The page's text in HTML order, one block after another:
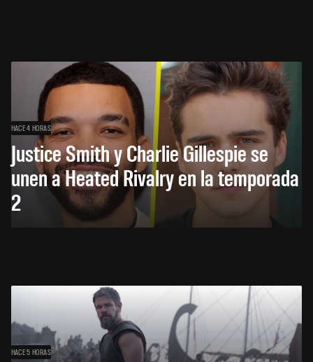
HACE 4 HORAS
Justice Smith y Charlie Gillespie se
unen a Heated Rivalry en la temporada
2
HACE 5 HORAS